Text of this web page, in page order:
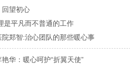
回望初心
是平凡而不普通的工作
郑智:治心团队的那些暖心事
华：暖心呵护“折翼天使”